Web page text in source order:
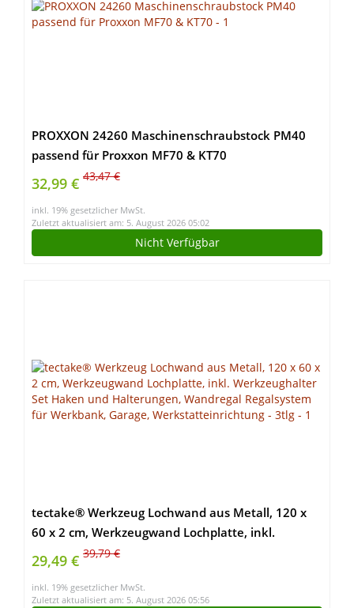
PROXXON 24260 Maschinenschraubstock PM40
passend für Proxxon MF70 & KT70
32,99 € 43,47 €
inkl. 19% gesetzlicher MwSt.
Zuletzt aktualisiert am: 5. August 2026 05:02
Nicht Verfügbar
tectake® Werkzeug Lochwand aus Metall, 120 x
60 x 2 cm, Werkzeugwand Lochplatte, inkl.
Werkzeughalter Set Haken und Halterungen,
Wandregal Regalsystem für Werkbank, Garage,
Werkstatteinrichtung – 3tlg
29,49 € 39,79 €
inkl. 19% gesetzlicher MwSt.
Zuletzt aktualisiert am: 5. August 2026 05:56